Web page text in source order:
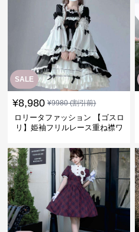
SALE
¥8,980 ¥9980(割引前)
ロリータファッション 【ゴスロ
リ】姫袖フリルレース重ね襟ワ